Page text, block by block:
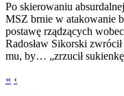
Po skierowaniu
MSZ brnie w atakowanie
postawę rządzących
Radosław Sikorski
mu, by… „zrzucił sukienkę
« ‹